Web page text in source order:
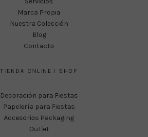
Marca Propia
Nuestra Colección
Blog
Contacto
TIENDA ONLINE I SHOP
Decoración para Fiestas
Papelería para Fiestas
Accesorios Packaging
Outlet